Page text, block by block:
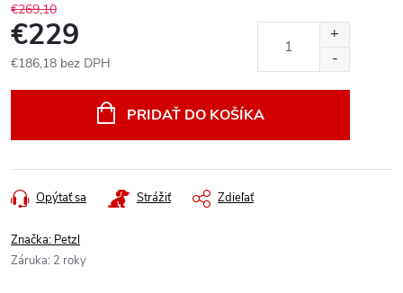
€269,10
€229
€186,18 bez DPH
PRIDAŤ DO KOŠÍKA
Opýtať sa Strážiť Zdieľať
Značka: Petzl
Záruka: 2 roky